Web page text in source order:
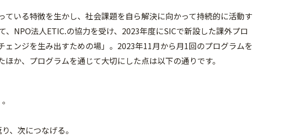
いる特徴を生かし、社会課題を自ら解決に向かって持続的に活動す
NPO法人ETIC.の協力を受け、2023年度にSICで新設した課外プロ
ンジを生み出すための場」。2023年11月から月1回のプログラムを
か、プログラムを通じて大切にした点は以下の通りです。
、次につなげる。